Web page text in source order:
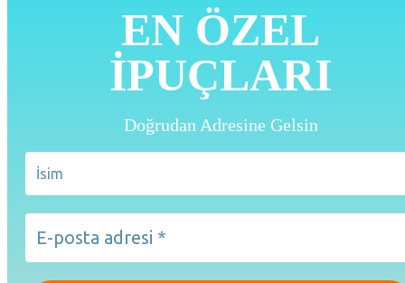
EN ÖZEL
İPUÇLARI
Doğrudan Adresine Gelsin